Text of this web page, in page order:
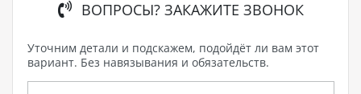
ВОПРОСЫ? ЗАКАЖИТЕ ЗВОНОК
Уточним детали и подскажем, подойдёт ли вам этот
вариант. Без навязывания и обязательств.